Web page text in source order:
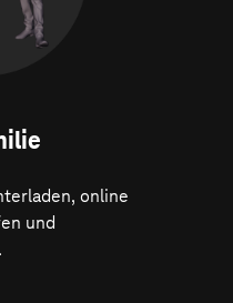
online
und